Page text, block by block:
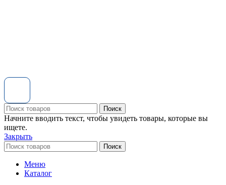
Поиск
Начните вводить текст, чтобы увидеть товары, которые вы
ищете.
Закрыть
Поиск
Меню
Каталог